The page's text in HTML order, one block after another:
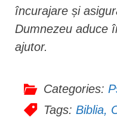
încurajare și
Dumnezeu aduce
ajutor.
Categories:
Tags: Biblia,